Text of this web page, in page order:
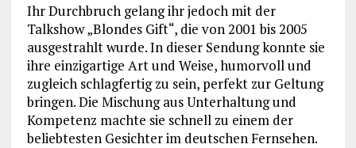
Ihr Durchbruch gelang ihr jedoch mit der
Talkshow „Blondes Gift“, die von 2001 bis 2005
ausgestrahlt wurde. In dieser Sendung konnte sie
ihre einzigartige Art und Weise, humorvoll und
zugleich schlagfertig zu sein, perfekt zur Geltung
bringen. Die Mischung aus Unterhaltung und
Kompetenz machte sie schnell zu einem der
beliebtesten Gesichter im deutschen Fernsehen.